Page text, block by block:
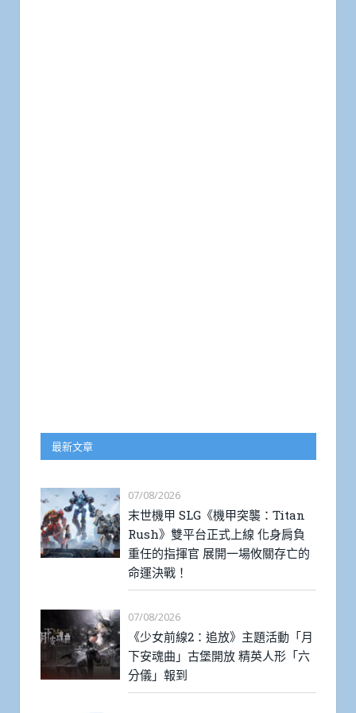
最新文章
07/08/2026
末世機甲 SLG《機甲突襲：Titan
Rush》雙平台正式上線 化身肩負
重任的指揮官 展開一場攸關存亡的
命運決戰！
07/08/2026
《少女前線2：追放》主題活動「月
下安魂曲」古堡開放 精英人形「六
分儀」報到